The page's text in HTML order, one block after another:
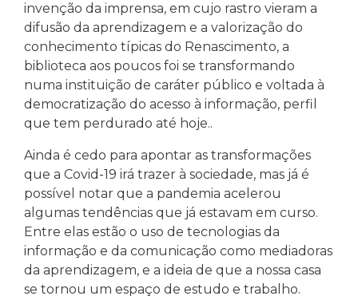
invenção da imprensa, em cujo rastro vieram a
difusão da aprendizagem e a valorização do
conhecimento típicas do Renascimento, a
biblioteca aos poucos foi se transformando
numa instituição de caráter público e voltada à
democratização do acesso à informação, perfil
que tem perdurado até hoje..
Ainda é cedo para apontar as transformações
que a Covid-19 irá trazer à sociedade, mas já é
possível notar que a pandemia acelerou
algumas tendências que já estavam em curso.
Entre elas estão o uso de tecnologias da
informação e da comunicação como mediadoras
da aprendizagem, e a ideia de que a nossa casa
se tornou um espaço de estudo e trabalho.